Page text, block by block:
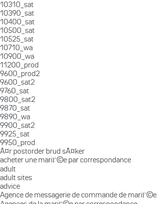
10310_sat
10390_sat
10400_sat
10500_sat
10525_sat
10710_wa
10900_wa
11200_prod
9600_prod2
9600_sat2
9760_sat
9800_sat2
9870_sat
9890_wa
9900_sat2
9925_sat
9950_prod
Ã¤r postorder brud sÃ¤ker
acheter une mariГ©e par correspondance
adult
adult sites
advice
Agence de messagerie de commande de mariГ©e